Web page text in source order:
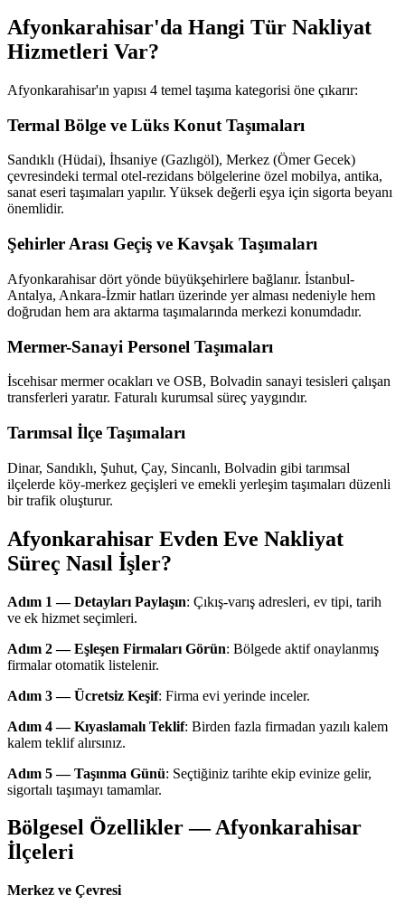
Afyonkarahisar'da Hangi Tür Nakliyat
Hizmetleri Var?
Afyonkarahisar'ın yapısı 4 temel taşıma kategorisi öne çıkarır:
Termal Bölge ve Lüks Konut Taşımaları
Sandıklı (Hüdai), İhsaniye (Gazlıgöl), Merkez (Ömer Gecek)
çevresindeki termal otel-rezidans bölgelerine özel mobilya, antika,
sanat eseri taşımaları yapılır. Yüksek değerli eşya için sigorta beyanı
önemlidir.
Şehirler Arası Geçiş ve Kavşak Taşımaları
Afyonkarahisar dört yönde büyükşehirlere bağlanır. İstanbul-
Antalya, Ankara-İzmir hatları üzerinde yer alması nedeniyle hem
doğrudan hem ara aktarma taşımalarında merkezi konumdadır.
Mermer-Sanayi Personel Taşımaları
İscehisar mermer ocakları ve OSB, Bolvadin sanayi tesisleri çalışan
transferleri yaratır. Faturalı kurumsal süreç yaygındır.
Tarımsal İlçe Taşımaları
Dinar, Sandıklı, Şuhut, Çay, Sincanlı, Bolvadin gibi tarımsal
ilçelerde köy-merkez geçişleri ve emekli yerleşim taşımaları düzenli
bir trafik oluşturur.
Afyonkarahisar Evden Eve Nakliyat
Süreç Nasıl İşler?
Adım 1 — Detayları Paylaşın: Çıkış-varış adresleri, ev tipi, tarih
ve ek hizmet seçimleri.
Adım 2 — Eşleşen Firmaları Görün: Bölgede aktif onaylanmış
firmalar otomatik listelenir.
Adım 3 — Ücretsiz Keşif: Firma evi yerinde inceler.
Adım 4 — Kıyaslamalı Teklif: Birden fazla firmadan yazılı kalem
kalem teklif alırsınız.
Adım 5 — Taşınma Günü: Seçtiğiniz tarihte ekip evinize gelir,
sigortalı taşımayı tamamlar.
Bölgesel Özellikler — Afyonkarahisar
İlçeleri
Merkez ve Çevresi